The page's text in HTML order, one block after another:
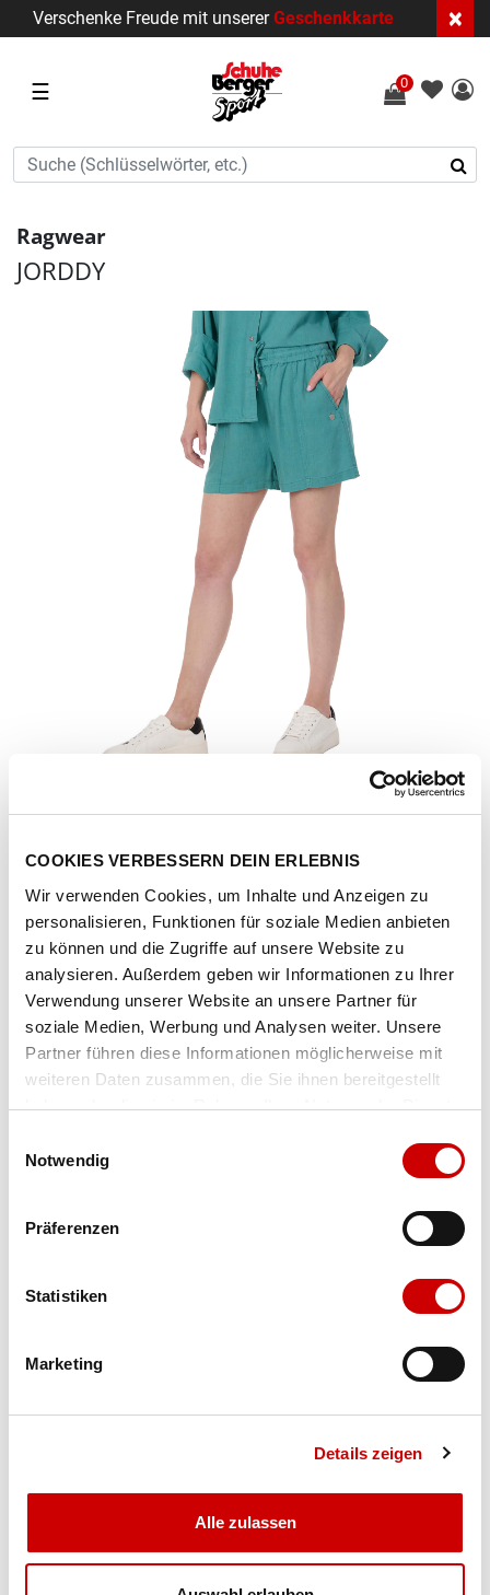
COOKIES VERBESSERN DEIN ERLEBNIS
Wir verwenden Cookies, um Inhalte und Anzeigen zu
personalisieren, Funktionen für soziale Medien anbieten
zu können und die Zugriffe auf unsere Website zu
analysieren. Außerdem geben wir Informationen zu Ihrer
Verwendung unserer Website an unsere Partner für
soziale Medien, Werbung und Analysen weiter. Unsere
Partner führen diese Informationen möglicherweise mit
weiteren Daten zusammen, die Sie ihnen bereitgestellt
haben oder die sie im Rahmen Ihrer Nutzung der Dienste
Notwendig
Präferenzen
Statistiken
Marketing
Details zeigen
Alle zulassen
Verschenke Freude mit unsererGeschenkkarte ×
☰ 0
Ragwear
JORDDY
Artikel-Nr.2611-50010-teal-green
Farbe teal green
IN DEN WARENKORB
Bis 17:00 Uhr bestellen: morgen geliefert - ab CHF 50.00
Produktbeschreibung